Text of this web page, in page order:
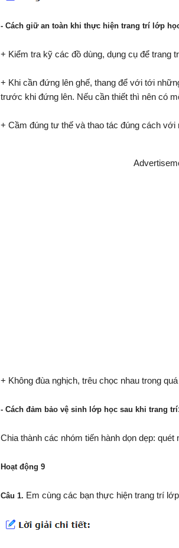
- Cách giữ an toàn khi thực hiện trang trí lớp
+ Kiểm tra kỹ các đồ dùng, dụng cụ để trang
+ Khi cần đứng lên ghế, thang để với tới
trước khi đứng lên. Nếu cần thiết thì nên có
+ Cầm đúng tư thế và thao tác đúng cách
+ Không đùa nghịch, trêu chọc nhau trong
- Cách đảm bảo vệ sinh lớp học sau khi trang trí:
Chia thành các nhóm tiến hành dọn dẹp: quét
Hoạt động 9
Câu 1. Em cùng các bạn thực hiện trang trí